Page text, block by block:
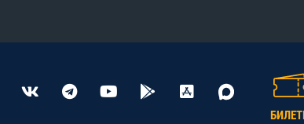
Конференция «Восток»